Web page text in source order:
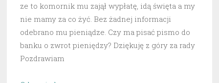
ze to komornik mu zajął wypłatę, idą święta a my
nie mamy za co żyć. Bez żadnej informacji
odebrano mu pieniądze. Czy ma pisać pismo do
banku o zwrot pieniędzy? Dziękuję z góry za rady
Pozdrawiam